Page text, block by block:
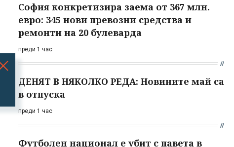
София конкретизира заема от 367 млн.
евро: 345 нови превозни средства и
ремонти на 20 булеварда
преди 1 час
ДЕНЯТ В НЯКОЛКО РЕДА: Новините май са
в отпуска
преди 1 час
Футболен национал е убит с павета в